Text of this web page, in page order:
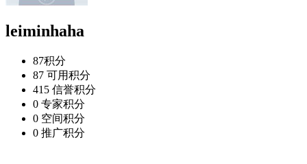
leiminhaha
87积分
87 可用积分
415 信誉积分
0 专家积分
0 空间积分
0 推广积分